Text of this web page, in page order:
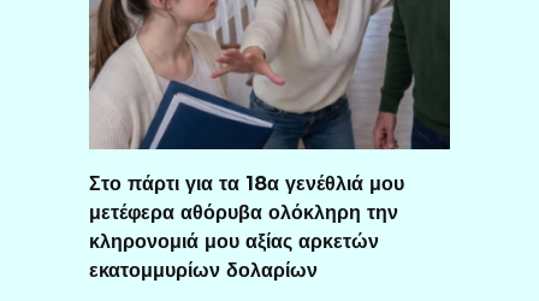
Στο πάρτι για τα 18α γενέθλιά μου
μετέφερα αθόρυβα ολόκληρη την
κληρονομιά μου αξίας αρκετών
εκατομμυρίων δολαρίων